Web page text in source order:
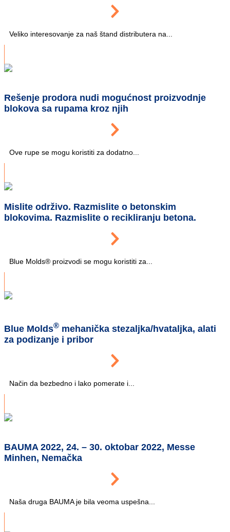
Veliko interesovanje za naš štand distributera na...
Rešenje prodora nudi mogućnost proizvodnje
blokova sa rupama kroz njih
Ove rupe se mogu koristiti za dodatno...
Mislite održivo. Razmislite o betonskim
blokovima. Razmislite o recikliranju betona.
Blue Molds® proizvodi se mogu koristiti za...
Blue Molds® mehanička stezaljka/hvataljka, alati
za podizanje i pribor
Način da bezbedno i lako pomerate i...
BAUMA 2022, 24. – 30. oktobar 2022, Messe
Minhen, Nemačka
Naša druga BAUMA je bila veoma uspešna...